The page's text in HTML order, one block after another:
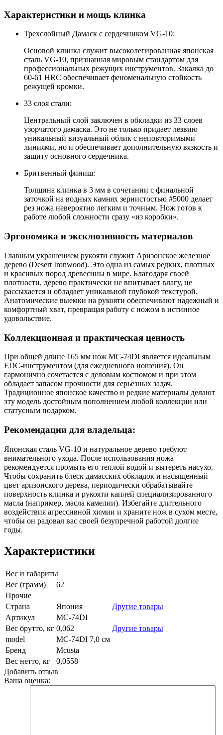
Характеристики и мощь клинка
Трехслойный Дамаск с сердечником VG-10:
Основой клинка служит высоколегированная японская
сталь VG-10, признанная мировым стандартом для
профессиональных режущих инструментов. Закалка до
60-61 HRC обеспечивает феноменальную стойкость
режущей кромки.
33 слоя стали:
Центральный слой заключен в обкладки из 33 слоев
узорчатого дамаска. Это не только придает лезвию
уникальный визуальный облик с неповторимыми
линиями, но и обеспечивает дополнительную вязкость и
защиту основного сердечника.
Бритвенный финиш:
Толщина клинка в 3 мм в сочетании с финальной
заточкой на водных камнях зернистостью #5000 делает
рез ножа невероятно легким и точным. Нож готов к
работе любой сложности сразу «из коробки».
Эргономика и эксклюзивность материалов
Главным украшением рукояти служит Аризонское железное
дерево (Desert Ironwood). Это одна из самых редких, плотных
и красивых пород древесины в мире. Благодаря своей
плотности, дерево практически не впитывает влагу, не
рассыхается и обладает уникальной глубокой текстурой.
Анатомические выемки на рукояти обеспечивают надежный и
комфортный хват, превращая работу с ножом в истинное
удовольствие.
Коллекционная и практическая ценность
При общей длине 165 мм нож MC-74DI является идеальным
EDC-инструментом (для ежедневного ношения). Он
гармонично сочетается с деловым костюмом и при этом
обладает запасом прочности для серьезных задач.
Традиционное японское качество и редкие материалы делают
эту модель достойным пополнением любой коллекции или
статусным подарком.
Рекомендации для владельца:
Японская сталь VG-10 и натуральное дерево требуют
внимательного ухода. После использования ножа
рекомендуется промыть его теплой водой и вытереть насухо.
Чтобы сохранить блеск дамасских обкладок и насыщенный
цвет аризонского дерева, периодически обрабатывайте
поверхность клинка и рукояти каплей специализированного
масла (например, масла камелии). Избегайте длительного
воздействия агрессивной химии и храните нож в сухом месте,
чтобы он радовал вас своей безупречной работой долгие
годы.
Характеристики
Вес и габариты
Вес (грамм)
62
Прочие
Страна
Япония
Другие товары
Артикул
MC-74DI
Вес брутто, кг 0,062
Другие товары
model
MC-74DI 7,0 см
Бренд
Mcusta
Вес нетто, кг
0,0558
Добавить отзыв
Ваша оценка: